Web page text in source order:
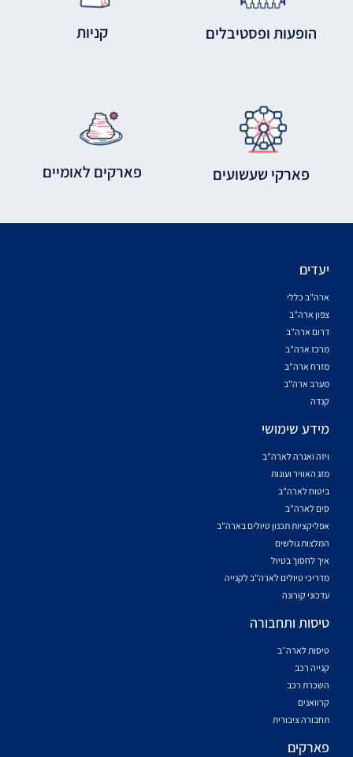
הופעות ופסטיבלים קניות
פארקי שעשועים פארקים לאומיים
יעדים
ארה"ב כללי
צפון ארה"ב
דרום ארה"ב
מרכז ארה"ב
מזרח ארה"ב
מערב ארה"ב
קנדה
מידע שימושי
ויזה ואגרה לארה"ב
מזג האוויר ועונות
ביטוח לארה"ב
סים לארה"ב
אפליקציות תכנון טיולים בארה"ב
המלצות גולשים
איך לחסוך בטיול
מדריכי טיולים לארה"ב לקנייה
עדכוני קורונה
טיסות ותחבורה
טיסות לארה״ב
קנייה רכב
השכרת רכב
קרוואנים
תחבורה ציבורית
פארקים